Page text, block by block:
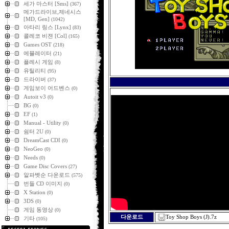
세가 마스터 [Sms] (367)
메가드라이브,제네시스
[MD, Gen] (1042)
아타리 링스 [Lynx] (83)
콜레코 비젼 [Col] (165)
Games OST (218)
에뮬레이터 (21)
플레시 게임 (8)
유틸리티 (95)
드라이버 (37)
게임보이 어드벤스 (0)
Autoit v3 (0)
BG (0)
EF (1)
Manual - Utility (0)
쉼터 2U (0)
DreamCast CDI (0)
NeoGeo (0)
Needs (0)
Game Disc Covers (27)
알파벳순 다운로드 (575)
번들 CD 이미지 (0)
X Station (0)
3DS (0)
게임 동영상 (0)
기타 (105) 다운로드 Toy Shop Boys (J).7z